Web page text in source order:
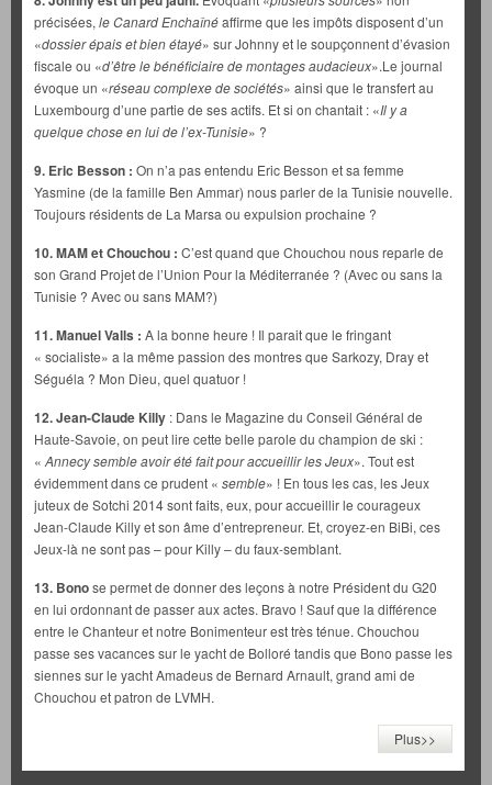
précisées, le Canard Enchaînéaffirme que les impôts disposent d’un
«dossier épais et bien étayé» sur Johnny et le soupçonnent d’évasion
fiscale ou «d’être le bénéficiaire de montages audacieux».Le journal
évoque un «réseau complexe de sociétés» ainsi que le transfert au
Luxembourg d’une partie de ses actifs. Et si on chantait : «Il y a
quelque chose en lui de l’ex-Tunisie» ?
9. Eric Besson : On n’a pas entendu Eric Besson et sa femme
Yasmine (de la famille Ben Ammar) nous parler de la Tunisie nouvelle.
Toujours résidents de La Marsa ou expulsion prochaine ?
10. MAM et Chouchou : C’est quand que Chouchou nous reparle de
son Grand Projet de l’Union Pour la Méditerranée ? (Avec ou sans la
Tunisie ? Avec ou sans MAM?)
11. Manuel Valls : A la bonne heure ! Il parait que le fringant
« socialiste» a la même passion des montres que Sarkozy, Dray et
Séguéla ? Mon Dieu, quel quatuor !
12. Jean-Claude Killy : Dans le Magazine du Conseil Général de
Haute-Savoie, on peut lire cette belle parole du champion de ski :
« Annecy semble avoir été fait pour accueillir les Jeux». Tout est
évidemment dans ce prudent « semble» ! En tous les cas, les Jeux
juteux de Sotchi 2014 sont faits, eux, pour accueillir le courageux
Jean-Claude Killy et son âme d’entrepreneur. Et, croyez-en BiBi, ces
Jeux-là ne sont pas – pour Killy – du faux-semblant.
13. Bonose permet de donner des leçons à notre Président du G20
en lui ordonnant de passer aux actes. Bravo ! Sauf que la différence
entre le Chanteur et notre Bonimenteur est très ténue. Chouchou
passe ses vacances sur le yacht de Bolloré tandis que Bono passe les
siennes sur le yacht Amadeus de Bernard Arnault, grand ami de
Chouchou et patron de LVMH.
Plus>>